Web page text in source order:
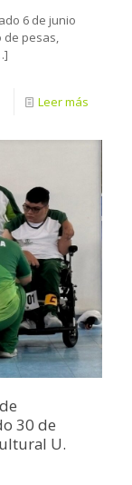
6 de junio
de pesas,
Leer más
30 de
U.